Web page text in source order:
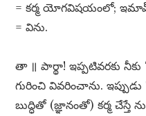
= కర్మ యోగవిషయంలో;
= విను.
తా ॥ పార్థా! ఇప్పటివరకు
గురించి వివరించాను.
బుద్ధితో (జ్ఞానంతో) కర్మ చేస్తే